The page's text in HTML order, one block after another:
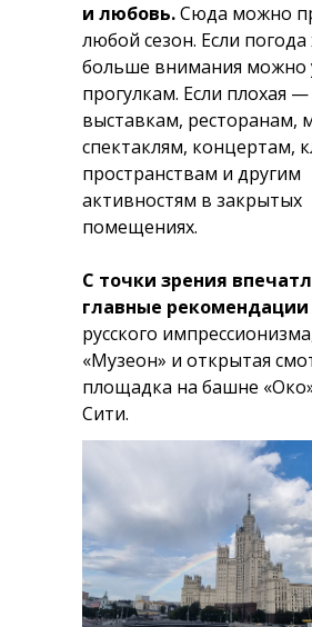
и любовь.Сюда можно
любой сезон. Если
больше внимания можно
прогулкам. Если плохая
выставкам, ресторанам,
спектаклям, концертам,
пространствам и другим
активностям в закрытых
помещениях.
С точки зрения
главные рекомендации
русского
«Музеон» и открытая
площадка на башне
Сити.